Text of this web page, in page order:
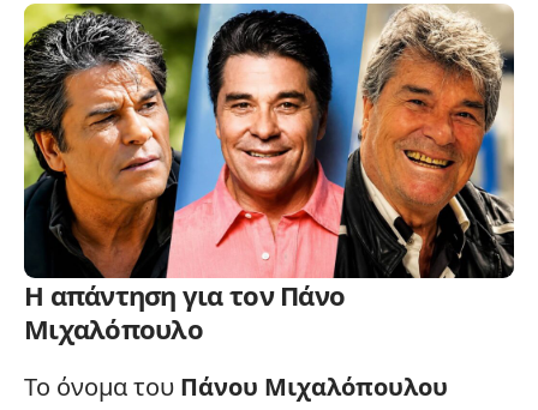
Η απάντηση για τον Πάνο
Μιχαλόπουλο
Το όνομα του Πάνου Μιχαλόπουλου